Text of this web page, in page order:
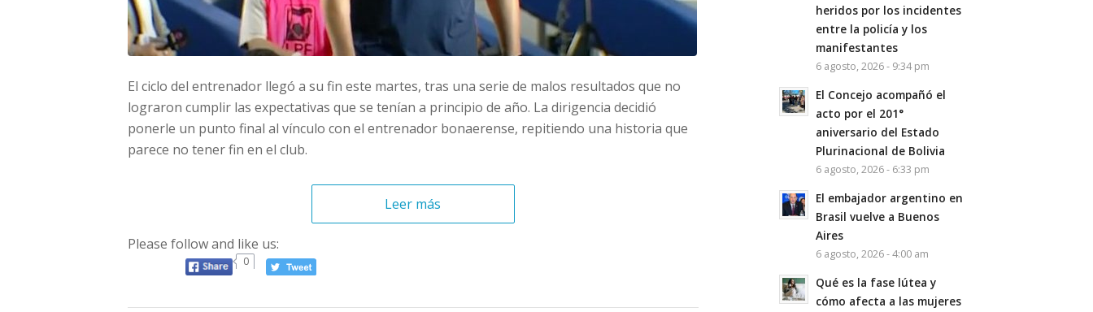
El ciclo del entrenador llegó a su fin este martes, tras una serie de malos resultados que no
lograron cumplir las expectativas que se tenían a principio de año. La dirigencia decidió
ponerle un punto final al vínculo con el entrenador bonaerense, repitiendo una historia que
parece no tener fin en el club.
Leer más
Please follow and like us:
0
heridos por los incidentes
entre la policía y los
manifestantes
6 agosto, 2026 - 9:34 pm
El Concejo acompañó el
acto por el 201°
aniversario del Estado
Plurinacional de Bolivia
6 agosto, 2026 - 6:33 pm
El embajador argentino en
Brasil vuelve a Buenos
Aires
6 agosto, 2026 - 4:00 am
Qué es la fase lútea y
cómo afecta a las mujeres